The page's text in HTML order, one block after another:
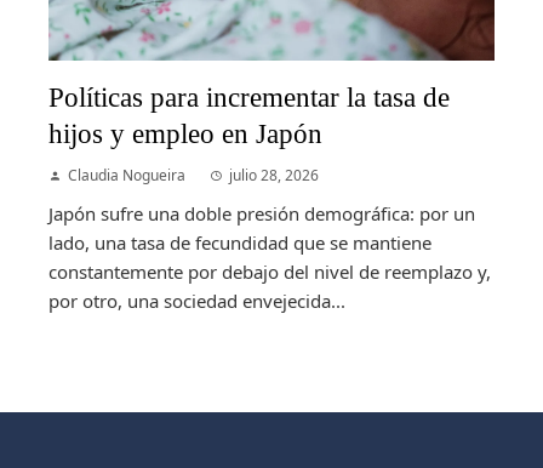
Políticas para incrementar la tasa de
hijos y empleo en Japón
Claudia Nogueira julio 28, 2026
Japón sufre una doble presión demográfica: por un
lado, una tasa de fecundidad que se mantiene
constantemente por debajo del nivel de reemplazo y,
por otro, una sociedad envejecida...